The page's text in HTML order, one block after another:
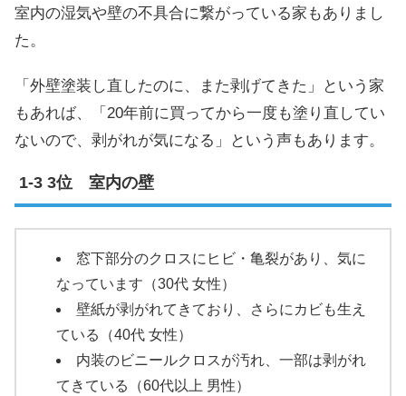
室内の湿気や壁の不具合に繋がっている家もありまし
た。
「外壁塗装し直したのに、また剥げてきた」という家
もあれば、「20年前に買ってから一度も塗り直してい
ないので、剥がれが気になる」という声もあります。
3位 室内の壁
窓下部分のクロスにヒビ・亀裂があり、気に
なっています（30代 女性）
壁紙が剥がれてきており、さらにカビも生え
ている（40代 女性）
内装のビニールクロスが汚れ、一部は剥がれ
てきている（60代以上 男性）